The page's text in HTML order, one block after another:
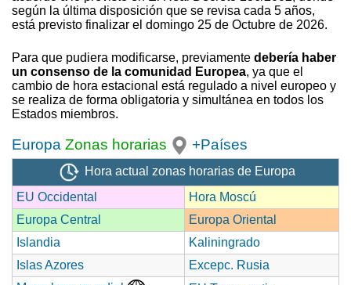
según la última disposición que se revisa cada 5 años,
está previsto finalizar el domingo 25 de Octubre de 2026.
Para que pudiera modificarse, previamente debería haber
un consenso de la comunidad Europea, ya que el
cambio de hora estacional está regulado a nivel europeo y
se realiza de forma obligatoria y simultánea en todos los
Estados miembros.
Europa Zonas horarias +Países
Hora actual zonas horarias de Europa
EU Occidental
Hora Moscú
Europa Central
Europa Oriental
Islandia
Kaliningrado
Islas Azores
Excepc. Rusia